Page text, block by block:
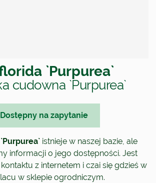
`Purpurea`
cudowna `Purpurea`
Dostępny na zapytanie
istnieje w naszej bazie, ale
informacji o jego dostępności. Jest
z internetem i czai się gdzieś w
w sklepie ogrodniczym.